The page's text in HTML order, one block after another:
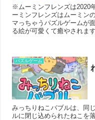
※ムーミンフレンズは2020
ーミンフレンズはムーミン
マっちゃうパズルゲームが
る絵が可愛くて癒やされま
パズルゲーム
みっちりねこバブルは、同
ルに閉じ込められたねこを